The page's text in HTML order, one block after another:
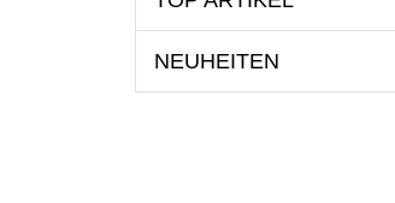
NEUHEITEN